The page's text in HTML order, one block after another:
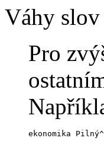
Váhy
Pro
ekonomika